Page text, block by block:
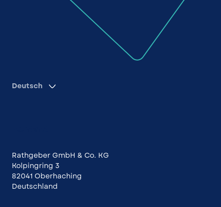
Deutsch
Rathgeber GmbH & Co. KG
Kolpingring 3
82041 Oberhaching
Deutschland